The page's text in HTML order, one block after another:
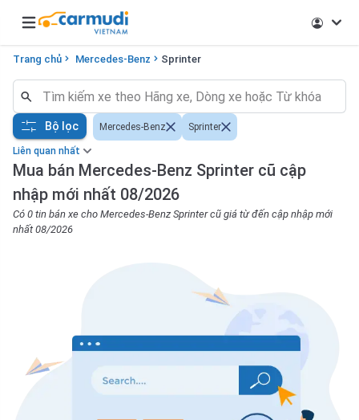
Open main menu
Trang chủ Mercedes-Benz Sprinter
Liên quan nhất
Mua bán Mercedes-Benz Sprinter cũ cập
nhập mới nhất 08/2026
Có 0 tin bán xe cho Mercedes-Benz Sprinter cũ giá từ đến cập nhập mới
nhất 08/2026
Bộ lọc Mercedes-Benz Sprinter